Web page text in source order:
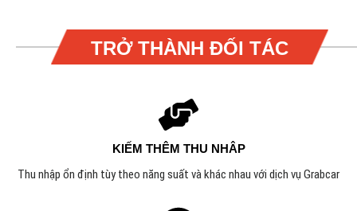
TRỞ THÀNH ĐỐI TÁC
KIẾM THÊM THU NHÂP
Thu nhập ổn định tùy theo năng suất và khác nhau với dịch vụ Grabcar